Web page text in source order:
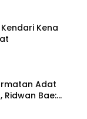
Kena
Adat
Ridwan Bae:
Pantas!